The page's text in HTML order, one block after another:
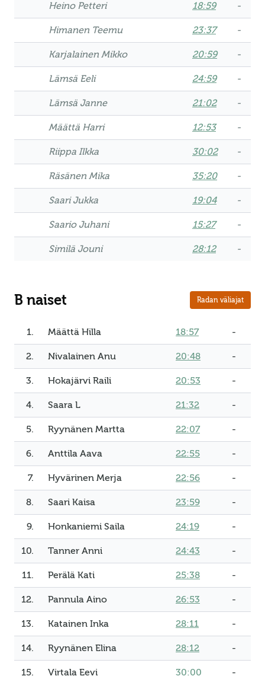
Heino Petteri 18:59 -
Himanen Teemu 23:37 -
Karjalainen Mikko 20:59 -
Lämsä Eeli 24:59 -
Lämsä Janne 21:02 -
Määttä Harri 12:53 -
Riippa Ilkka 30:02 -
Räsänen Mika 35:20 -
Saari Jukka 19:04 -
Saario Juhani 15:27 -
Similä Jouni 28:12 -
B naiset Radan väliajat
1. Määttä Hilla 18:57 -
2. Nivalainen Anu 20:48 -
3. Hokajärvi Raili 20:53 -
4. Saara L 21:32 -
5. Ryynänen Martta 22:07 -
6. Anttila Aava 22:55 -
7. Hyvärinen Merja 22:56 -
8. Saari Kaisa 23:59 -
9. Honkaniemi Saila 24:19 -
10. Tanner Anni 24:43 -
11. Perälä Kati 25:38 -
12. Pannula Aino 26:53 -
13. Katainen Inka 28:11 -
14. Ryynänen Elina 28:12 -
15. Virtala Eevi 30:00 -